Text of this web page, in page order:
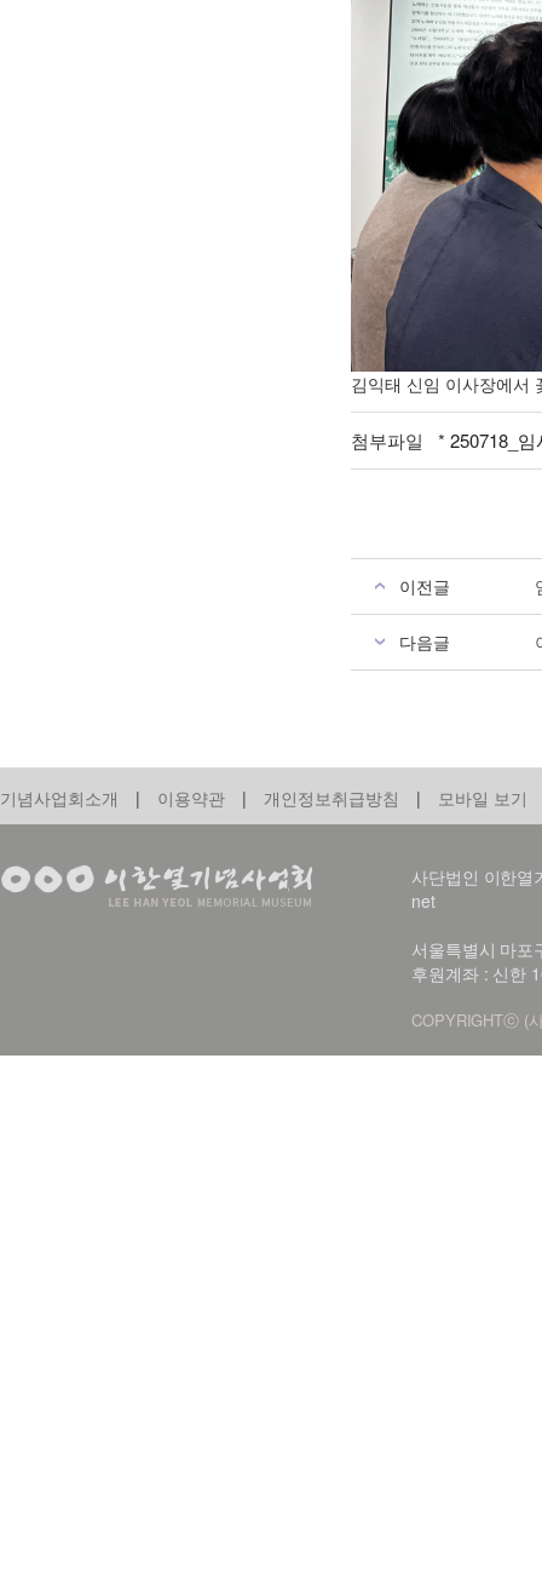
김익태 신임 이사장에서
첨부파일 * 250718_
이전글
다음글
기념사업회소개 | 이용약관 | 개인정보취급방침 | 모바일 보기
사단법인 이한
net
서울특별시 마
후원계좌 : 신한
COPYRIGHTⓒ (